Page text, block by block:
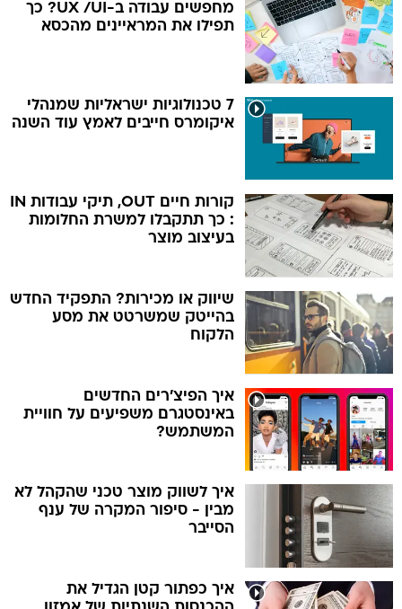
מחפשים עבודה ב-UX /UI? כך
תפילו את המראיינים מהכסא
7 טכנולוגיות ישראליות שמנהלי
איקומרס חייבים לאמץ עוד השנה
קורות חיים OUT, תיקי עבודות IN
: כך תתקבלו למשרת החלומות
בעיצוב מוצר
שיווק או מכירות? התפקיד החדש
בהייטק שמשרטט את מסע
הלקוח
איך הפיצ'רים החדשים
באינסטגרם משפיעים על חוויית
המשתמש?
איך לשווק מוצר טכני שהקהל לא
מבין - סיפור המקרה של ענף
הסייבר
איך כפתור קטן הגדיל את